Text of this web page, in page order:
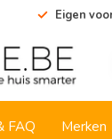
Eigen
FAQ Merken